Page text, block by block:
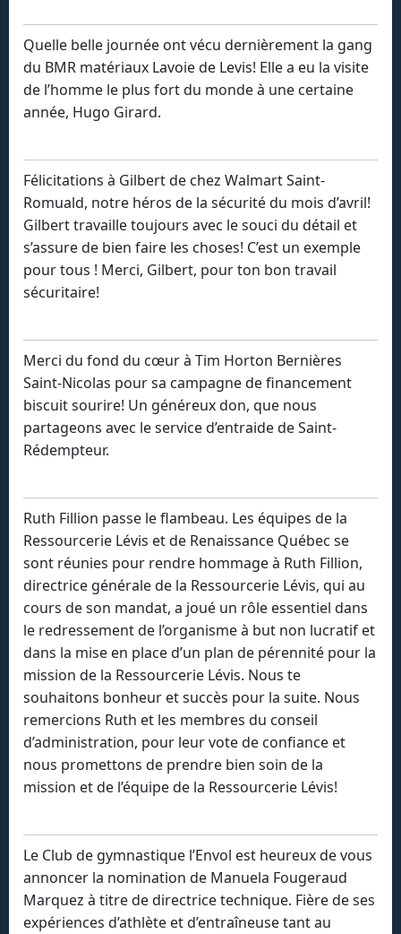
Quelle belle journée ont vécu dernièrement la gang
du BMR matériaux Lavoie de Levis! Elle a eu la visite
de l’homme le plus fort du monde à une certaine
année, Hugo Girard.
Félicitations à Gilbert de chez Walmart Saint-
Romuald, notre héros de la sécurité du mois d’avril!
Gilbert travaille toujours avec le souci du détail et
s’assure de bien faire les choses! C’est un exemple
pour tous ! Merci, Gilbert, pour ton bon travail
sécuritaire!
Merci du fond du cœur à Tim Horton Bernières
Saint-Nicolas pour sa campagne de financement
biscuit sourire! Un généreux don, que nous
partageons avec le service d’entraide de Saint-
Rédempteur.
Ruth Fillion passe le flambeau. Les équipes de la
Ressourcerie Lévis et de Renaissance Québec se
sont réunies pour rendre hommage à Ruth Fillion,
directrice générale de la Ressourcerie Lévis, qui au
cours de son mandat, a joué un rôle essentiel dans
le redressement de l’organisme à but non lucratif et
dans la mise en place d’un plan de pérennité pour la
mission de la Ressourcerie Lévis. Nous te
souhaitons bonheur et succès pour la suite. Nous
remercions Ruth et les membres du conseil
d’administration, pour leur vote de confiance et
nous promettons de prendre bien soin de la
mission et de l’équipe de la Ressourcerie Lévis!
Le Club de gymnastique l’Envol est heureux de vous
annoncer la nomination de Manuela Fougeraud
Marquez à titre de directrice technique. Fière de ses
expériences d’athlète et d’entraîneuse tant au